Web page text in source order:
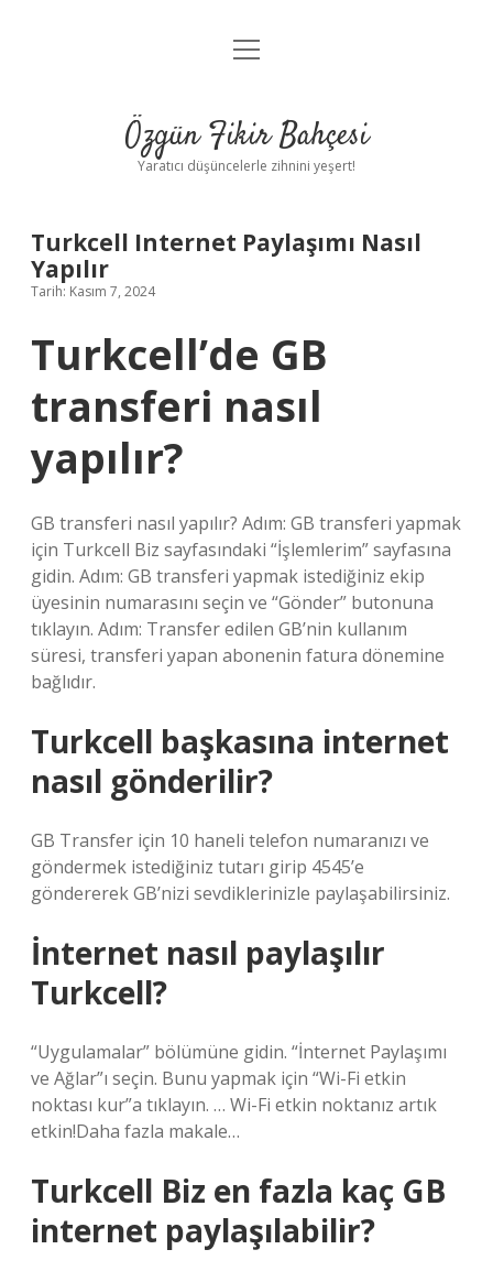
Anasayfa
Yasal Uyarı
menüyü
Özgün Fikir Bahçesi
Yaratıcı düşüncelerle zihnini yeşert!
Turkcell Internet Paylaşımı Nasıl
Yapılır
Tarih: Kasım 7, 2024
Turkcell’de GB
transferi nasıl
yapılır?
GB transferi nasıl yapılır? Adım: GB transferi yapmak
için Turkcell Biz sayfasındaki “İşlemlerim” sayfasına
gidin. Adım: GB transferi yapmak istediğiniz ekip
üyesinin numarasını seçin ve “Gönder” butonuna
tıklayın. Adım: Transfer edilen GB’nin kullanım
süresi, transferi yapan abonenin fatura dönemine
bağlıdır.
Turkcell başkasına internet
nasıl gönderilir?
GB Transfer için 10 haneli telefon numaranızı ve
göndermek istediğiniz tutarı girip 4545’e
göndererek GB’nizi sevdiklerinizle paylaşabilirsiniz.
İnternet nasıl paylaşılır
Turkcell?
“Uygulamalar” bölümüne gidin. “İnternet Paylaşımı
ve Ağlar”ı seçin. Bunu yapmak için “Wi-Fi etkin
noktası kur”a tıklayın. … Wi-Fi etkin noktanız artık
etkin!Daha fazla makale…
Turkcell Biz en fazla kaç GB
internet paylaşılabilir?